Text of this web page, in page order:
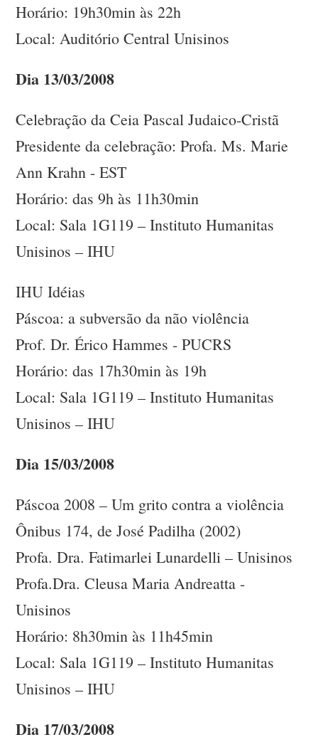
Horário: 19h30min às 22h
Local: Auditório Central Unisinos
Dia 13/03/2008
Celebração da Ceia Pascal Judaico-Cristã
Presidente da celebração: Profa. Ms. Marie
Ann Krahn - EST
Horário: das 9h às 11h30min
Local: Sala 1G119 – Instituto Humanitas
Unisinos – IHU
IHU Idéias
Páscoa: a subversão da não violência
Prof. Dr. Érico Hammes - PUCRS
Horário: das 17h30min às 19h
Local: Sala 1G119 – Instituto Humanitas
Unisinos – IHU
Dia 15/03/2008
Páscoa 2008 – Um grito contra a violência
Ônibus 174, de José Padilha (2002)
Profa. Dra. Fatimarlei Lunardelli – Unisinos
Profa.Dra. Cleusa Maria Andreatta -
Unisinos
Horário: 8h30min às 11h45min
Local: Sala 1G119 – Instituto Humanitas
Unisinos – IHU
Dia 17/03/2008